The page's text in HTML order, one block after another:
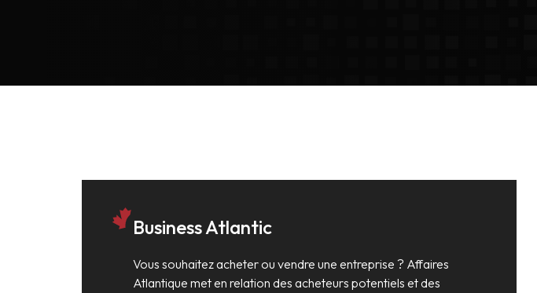
Business Atlantic
Vous souhaitez acheter ou vendre une entreprise ? Affaires
Atlantique met en relation des acheteurs potentiels et des